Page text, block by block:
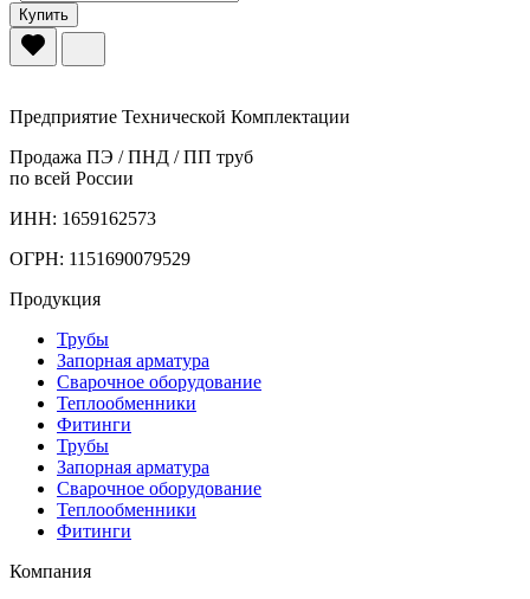
Купить
Предприятие Технической Комплектации
Продажа ПЭ / ПНД / ПП труб
по всей России
ИНН: 1659162573
ОГРН: 1151690079529
Продукция
Трубы
Запорная арматура
Сварочное оборудование
Теплообменники
Фитинги
Трубы
Запорная арматура
Сварочное оборудование
Теплообменники
Фитинги
Компания